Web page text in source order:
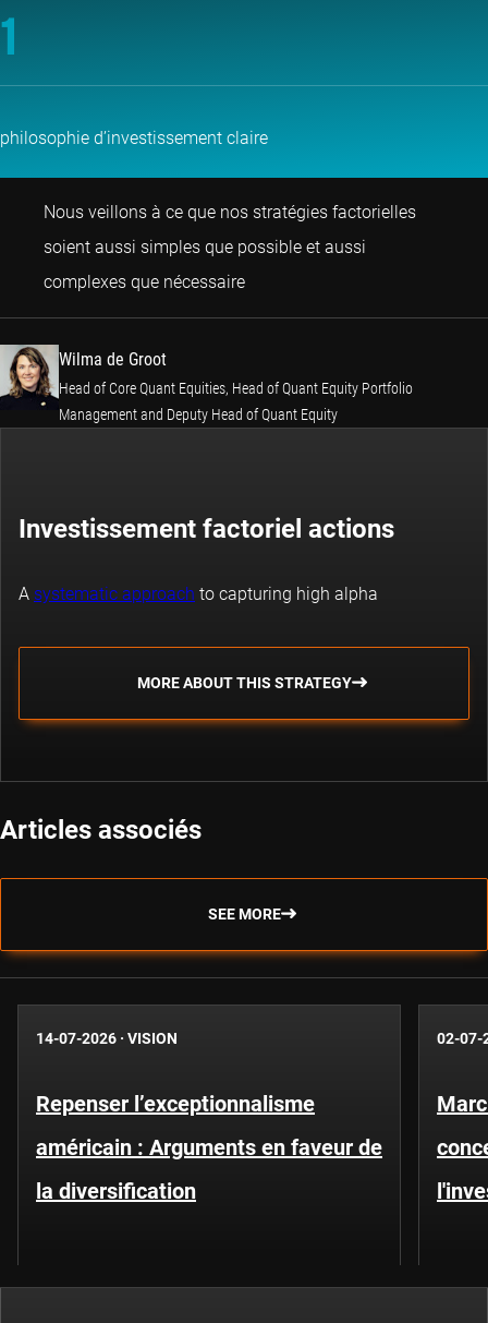
1
philosophie d’investissement claire
Nous veillons à ce que nos stratégies factorielles
soient aussi simples que possible et aussi
complexes que nécessaireWilma de Groot
Wilma de Groot
Head of Core Quant Equities, Head of Quant Equity Portfolio
Management and Deputy Head of Quant Equity
Investissement factoriel actions
A systematic approach to capturing high alpha
MORE ABOUT THIS STRATEGY
Articles associés
SEE MORE
14-07-2026 · VISION
Repenser l’exceptionnalisme
américain : Arguments en faveur de
la diversification
02-07-